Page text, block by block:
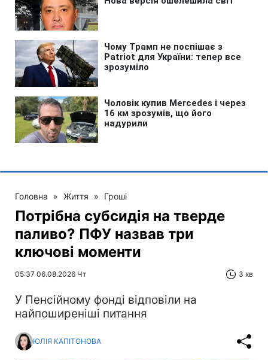
Головна » Життя » Гроші
Потрібна субсидія на тверде
паливо? ПФУ назвав три
ключові моменти
05:37 06.08.2026 Чт 3 хв
У Пенсійному фонді відповіли на
найпоширеніші питання
ЮЛІЯ КАПІТОНОВА